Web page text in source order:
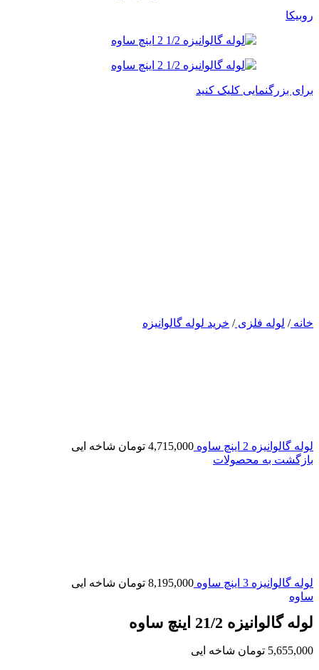
روبیکا
برای بزرگنمایی کلیک کنید
خانه/ لوله فلزی/ خرید لوله گالوانیزه
لوله گالوانیزه 2 اینچ ساوه 4,715,000 تومان شاخه ایی
بازگشت به محصولات
لوله گالوانیزه 3 اینچ ساوه 8,195,000 تومان شاخه ایی
ساوه
لوله گالوانیزه 21/2 اینچ ساوه
5,655,000 تومان شاخه ایی